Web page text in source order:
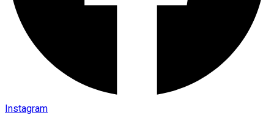
Instagram